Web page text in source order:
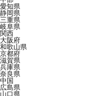
愛知県
静岡県
三重県
岐阜県
関西
大阪府
和歌山県
京都府
滋賀県
兵庫県
奈良県
中国
広島県
山口県